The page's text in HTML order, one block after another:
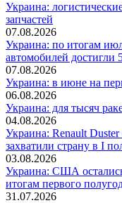
Украина:
запчастей
07.08.2026
Украина: по итогам
автомобилей достигли
07.08.2026
Украина: в июне на
06.08.2026
Украина: для тысяч
04.08.2026
Украина: Renault
захватили страну в I
03.08.2026
Украина: США
итогам первого
31.07.2026